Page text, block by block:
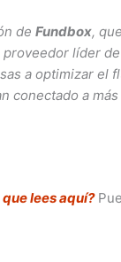
deFundbox,
líder
a optimizar el
conectado a
lees aquí?